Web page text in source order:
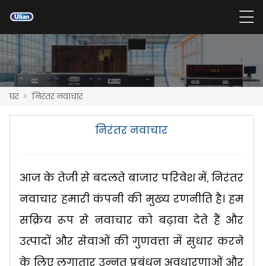
घर > निरंतर नवाचार
निरंतर नवाचार
आज के तेजी से बदलते बाजार परिवेश में, निरंतर
नवाचार हमारी कंपनी की मुख्य रणनीति है। हम
सक्रिय रूप से नवाचार को बढ़ावा देते हैं और
उत्पादों और सेवाओं की गुणवत्ता में सुधार करने
के लिए लगातार उन्नत प्रबंधन अवधारणाओं और